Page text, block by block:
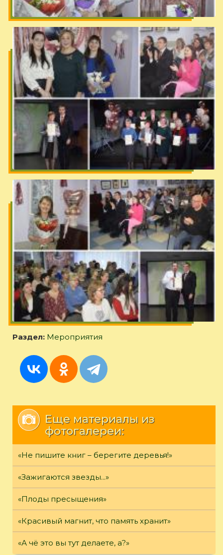
Раздел: Мероприятия
Еще материалы из
фотогалереи:
«Не пишите книг – берегите деревья!»
«Зажигаются звезды...»
«Плоды пресыщения»
«Красивый магнит, что память хранит»
«А чё это вы тут делаете, а?»